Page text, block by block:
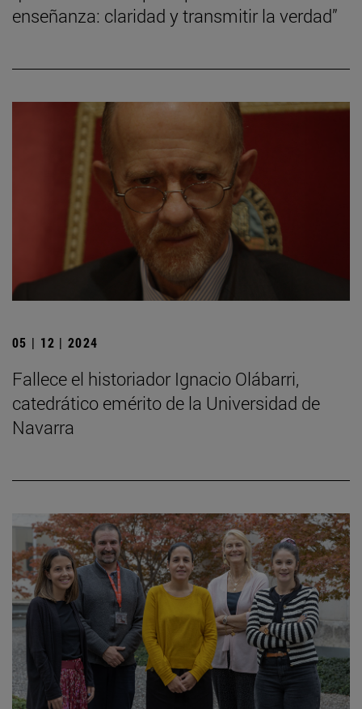
enseñanza: claridad y transmitir la verdad”
05 | 12 | 2024
Fallece el historiador Ignacio Olábarri,
catedrático emérito de la Universidad de
Navarra